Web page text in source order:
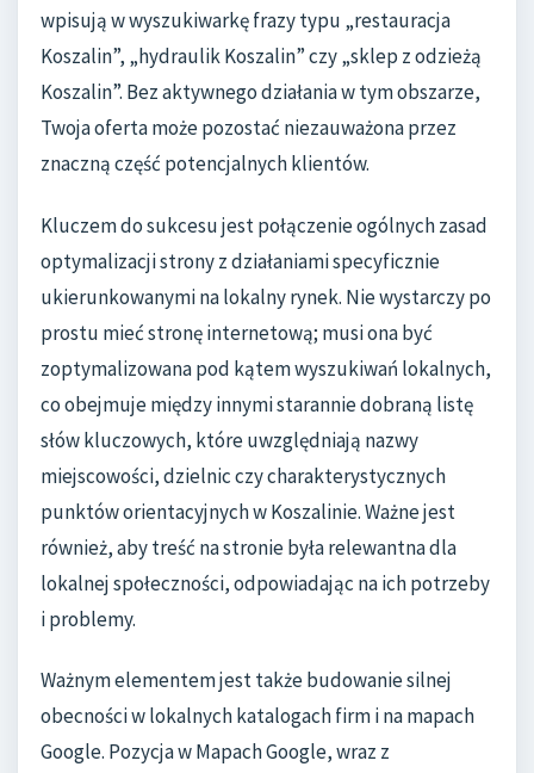
wpisują w wyszukiwarkę frazy typu „restauracja
Koszalin”, „hydraulik Koszalin” czy „sklep z odzieżą
Koszalin”. Bez aktywnego działania w tym obszarze,
Twoja oferta może pozostać niezauważona przez
znaczną część potencjalnych klientów.
Kluczem do sukcesu jest połączenie ogólnych zasad
optymalizacji strony z działaniami specyficznie
ukierunkowanymi na lokalny rynek. Nie wystarczy po
prostu mieć stronę internetową; musi ona być
zoptymalizowana pod kątem wyszukiwań lokalnych,
co obejmuje między innymi starannie dobraną listę
słów kluczowych, które uwzględniają nazwy
miejscowości, dzielnic czy charakterystycznych
punktów orientacyjnych w Koszalinie. Ważne jest
również, aby treść na stronie była relewantna dla
lokalnej społeczności, odpowiadając na ich potrzeby
i problemy.
Ważnym elementem jest także budowanie silnej
obecności w lokalnych katalogach firm i na mapach
Google. Pozycja w Mapach Google, wraz z